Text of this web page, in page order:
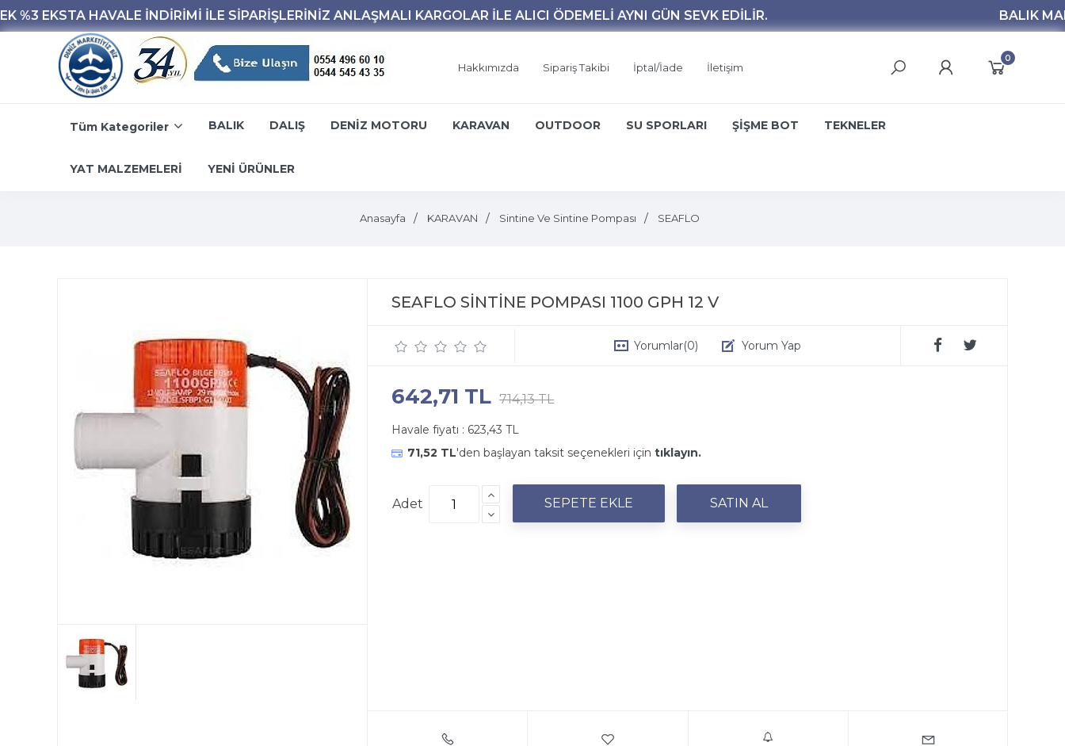
Hakkımızda Sipariş Takibi İptal/İade İletişim
0
Tüm Kategoriler BALIK DALIŞ DENİZ MOTORU KARAVAN OUTDOOR SU SPORLARI ŞİŞME BOT TEKNELER
YAT MALZEMELERİ YENİ ÜRÜNLER
Anasayfa KARAVAN Sintine Ve Sintine Pompası SEAFLO
SEAFLO SİNTİNE POMPASI 1100 GPH 12 V
Yorumlar(0) Yorum Yap
642,71 TL 714,13 TL
Havale fiyatı : 623,43 TL
71,52 TL'den başlayan taksit seçenekleri için tıklayın.
Adet